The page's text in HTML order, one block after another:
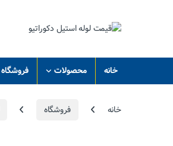
خانه محصولات فروشگاه
خانه فروشگاه